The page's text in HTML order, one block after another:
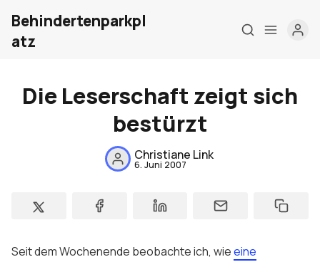
Home
London Barrierefrei
Behindertenparkpl
atz
Die Leserschaft zeigt sich
bestürzt
Christiane Link
6. Juni 2007
Seit dem Wochenende beobachte ich, wieeine